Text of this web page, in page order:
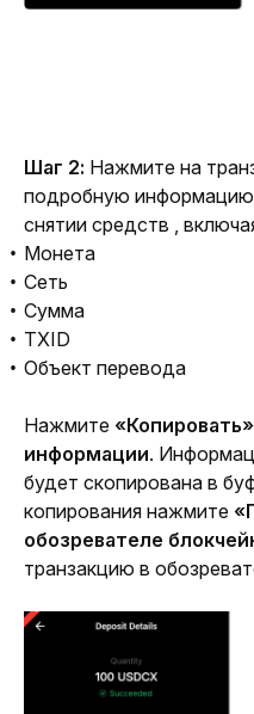
Шаг 2: Нажмите на
подробную
снятии средств ,
Монета
Сеть
Сумма
TXID
Объект перевода
Нажмите
информации.
будет скопирована в
копирования нажмите
обозревателе
транзакцию в